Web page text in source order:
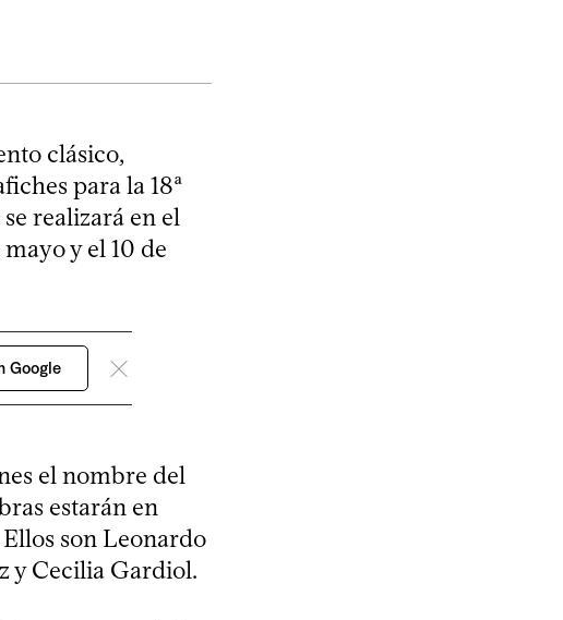
clásico,
para la 18ª
realizará en el
y el 10 de
Google
el nombre del
estarán en
son Leonardo
y Cecilia Gardiol.